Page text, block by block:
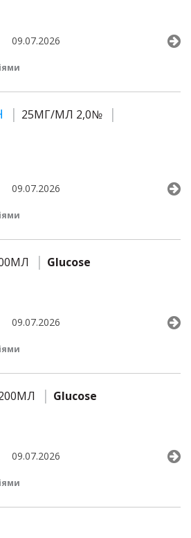
09.07.2026
25МГ/МЛ 2,0№
09.07.2026
Glucose
09.07.2026
Glucose
09.07.2026